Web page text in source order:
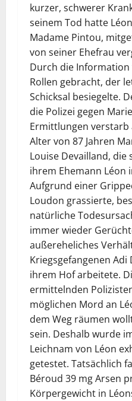
kurzer, schwerer
seinem Tod hatte
Madame Pintou,
von seiner Ehefrau
Durch die
Rollen gebracht, der
Schicksal besiegelte.
die Polizei gegen
Ermittlungen verstarb
Alter von 87 Jahren
Louise Devailland, die
ihrem Ehemann Léon
Aufgrund einer
Loudon grassierte,
natürliche
immer wieder
außereheliches
Kriegsgefangenen
ihrem Hof arbeitete.
ermittelnden
möglichen Mord an
dem Weg räumen
sein. Deshalb wurde
Leichnam von Léon
getestet. Tatsächlich
Béroud 39 mg Arsen
Körpergewicht in